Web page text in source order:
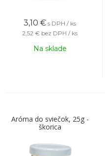
3,10 € s DPH / ks
2,52 € bez DPH / ks
Na sklade
Aróma do sviečok, 25g -
škorica